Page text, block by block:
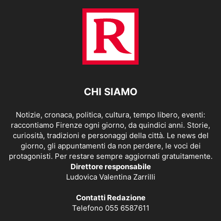
CHI SIAMO
Notizie, cronaca, politica, cultura, tempo libero, eventi:
raccontiamo Firenze ogni giorno, da quindici anni. Storie,
curiosità, tradizioni e personaggi della città. Le news del
giorno, gli appuntamenti da non perdere, le voci dei
protagonisti. Per restare sempre aggiornati gratuitamente.
Direttore responsabile
Ludovica Valentina Zarrilli
Contatti Redazione
Telefono 055 6587611